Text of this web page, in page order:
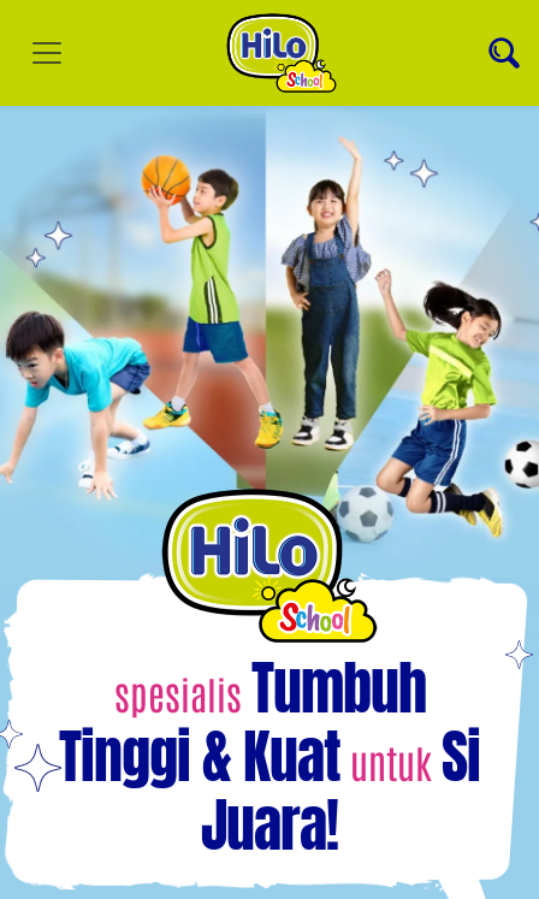
spesialis Tumbuh
Tinggi & Kuat untuk Si
Juara!